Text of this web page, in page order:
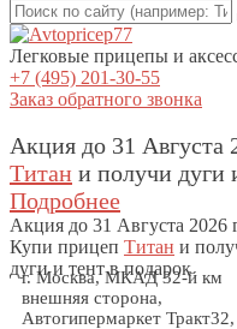
Легковые прицепы и
+7 (495) 201-30-55
Заказ обратного звонка
Акция до 31 Августа
Титан и получи дуги
Подробнее
Акция до 31 Августа 2026
Купи прицеп Титан и
дуги и тент в подарок
г. Москва, МКАД 32-й км
внешняя сторона,
Автогипермаркет Тракт32,